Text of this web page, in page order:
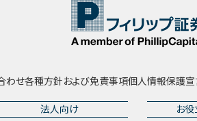
わせ各種方針および免責事項個人情報保護
法人向け
お役